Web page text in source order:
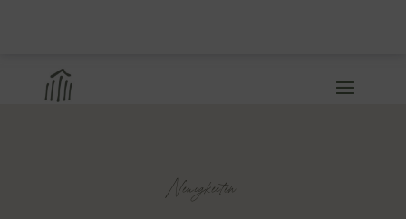
Neuigkeiten